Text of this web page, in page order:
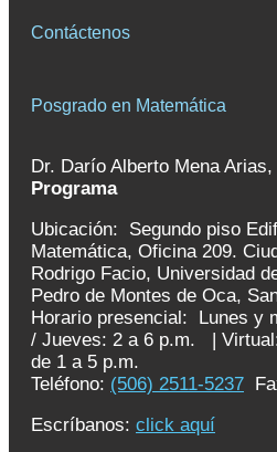
Contáctenos
Posgrado en Matemática
Dr. Darío Alberto Mena Arias,
Programa
Ubicación: Segundo piso
Matemática, Oficina 209.
Rodrigo Facio, Universidad
Pedro de Montes de Oca,
Horario presencial: Lunes y
/ Jueves: 2 a 6 p.m. |
de 1 a 5 p.m.
Teléfono: (506) 2511-5237
Escríbanos: click aquí